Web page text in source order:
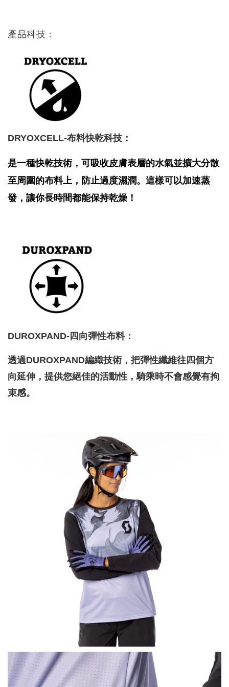
產品科技：
DRYOXCELL-布料快乾科技：
是一種快乾技術，可吸收皮膚表層的水氣並擴大分散
至周圍的布料上，防止過度濕潤。這樣可以加速蒸
發，讓你長時間都能保持乾燥！
DUROXPAND-四向彈性布料：
透過DUROXPAND編織技術，把彈性纖維往四個方
向延伸，提供您絕佳的活動性，騎乘時不會感覺有拘
束感。